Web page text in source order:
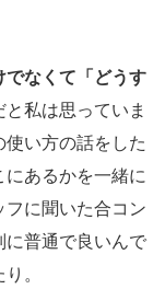
でなくて「どうす
と私は思っていま
い方の話をした
にあるかを一緒に
に聞いた合コン
に普通で良いんで
。